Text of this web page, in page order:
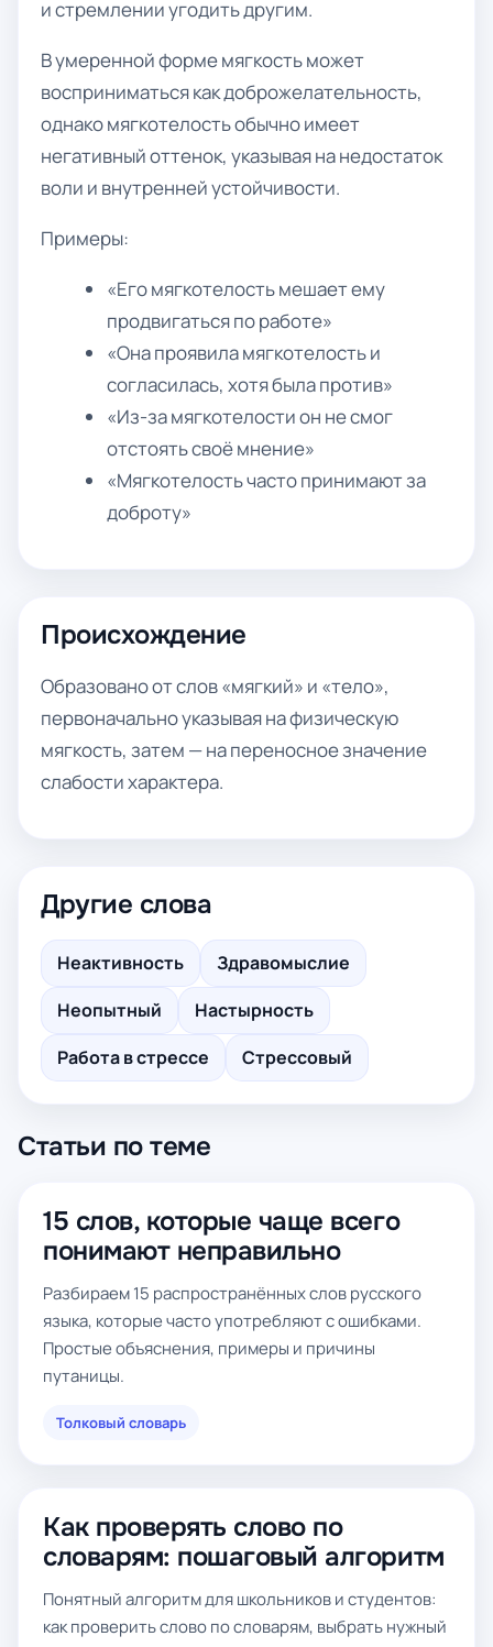
и стремлении угодить другим.
В умеренной форме мягкость может
восприниматься как доброжелательность,
однако мягкотелость обычно имеет
негативный оттенок, указывая на недостаток
воли и внутренней устойчивости.
Примеры:
«Его мягкотелость мешает ему
продвигаться по работе»
«Она проявила мягкотелость и
согласилась, хотя была против»
«Из-за мягкотелости он не смог
отстоять своё мнение»
«Мягкотелость часто принимают за
доброту»
Происхождение
Образовано от слов «мягкий» и «тело»,
первоначально указывая на физическую
мягкость, затем — на переносное значение
слабости характера.
Другие слова
Неактивность
Здравомыслие
Неопытный
Настырность
Работа в стрессе
Стрессовый
Статьи по теме
15 слов, которые чаще всего
понимают неправильно
Разбираем 15 распространённых слов русского
языка, которые часто употребляют с ошибками.
Простые объяснения, примеры и причины
путаницы.
Толковый словарь
Как проверять слово по
словарям: пошаговый алгоритм
Понятный алгоритм для школьников и студентов:
как проверить слово по словарям, выбрать нужный